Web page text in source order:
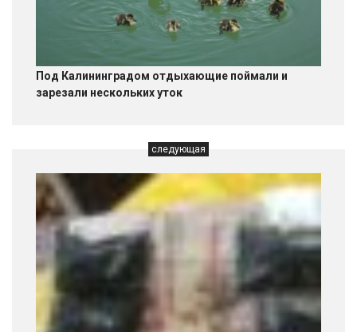
Под Калининградом отдыхающие поймали и
зарезали нескольких уток
следующая